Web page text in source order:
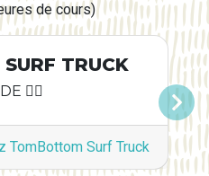
de cours)
TRUCK
🏄🏿
TomBottom Surf Truck
Suivant